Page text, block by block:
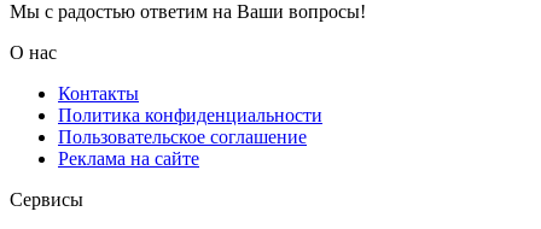
Мы с радостью ответим на Ваши вопросы!
О нас
Контакты
Политика конфиденциальности
Пользовательское соглашение
Реклама на сайте
Сервисы